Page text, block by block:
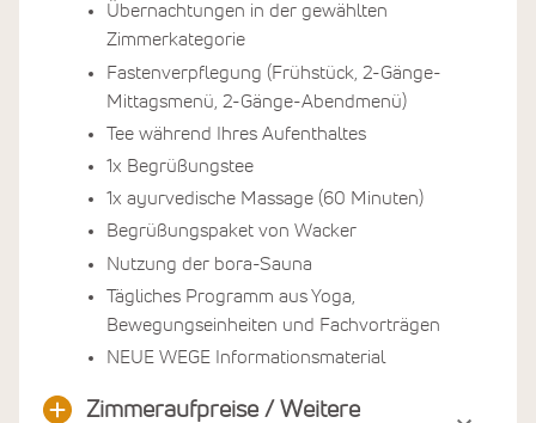
Übernachtungen in der gewählten
Zimmerkategorie
Fastenverpflegung (Frühstück, 2-Gänge-
Mittagsmenü, 2-Gänge-Abendmenü)
Tee während Ihres Aufenthaltes
1x Begrüßungstee
1x ayurvedische Massage (60 Minuten)
Begrüßungspaket von Wacker
Nutzung der bora-Sauna
Tägliches Programm aus Yoga,
Bewegungseinheiten und Fachvorträgen
NEUE WEGE Informationsmaterial
Zimmeraufpreise / Weitere